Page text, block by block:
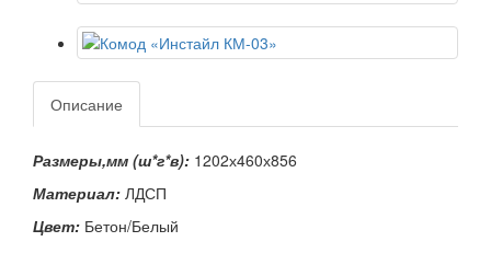
Описание
Размеры,мм (ш*г*в): 1202х460х856
Материал: ЛДСП
Цвет: Бетон/Белый